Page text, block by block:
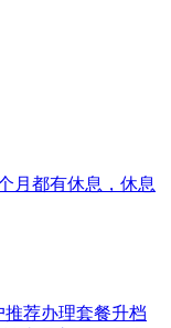
月都有休息，休息
荐办理套餐升档